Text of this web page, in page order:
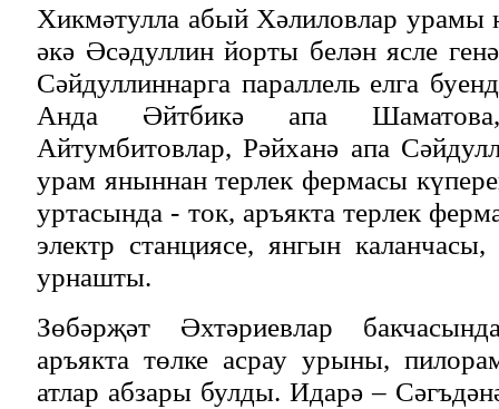
Хикмәтулла абый Хәлиловлар
әкә Әсәдуллин йорты белән ясле
Сәйдуллиннарга параллель елга
Анда Әйтбикә апа
Айтумбитовлар, Рәйханә апа
урам яныннан терлек фермасы
уртасында - ток, аръякта терлек
электр станциясе, янгын
урнашты.
Зөбәрҗәт Әхтәриевлар
аръякта төлке асрау урыны,
атлар абзары булды. Идарә –